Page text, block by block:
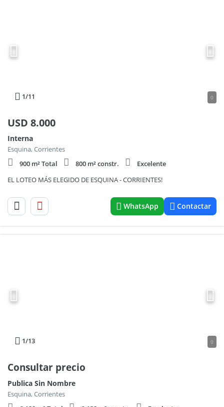
1/11 0
USD 8.000
Interna
Esquina, Corrientes
900 m² Total
800 m² constr.
Excelente
EL LOTEO MÁS ELEGIDO DE ESQUINA - CORRIENTES!
WhatsApp Contactar
1/13 0
Consultar precio
Publica Sin Nombre
Esquina, Corrientes